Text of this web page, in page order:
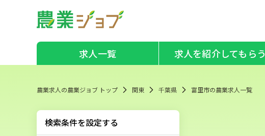
求人一覧 求人を紹介してもらう
農業求人の農業ジョブ トップ 関東 千葉県 富里市の農業求人一覧
検索条件を設定する